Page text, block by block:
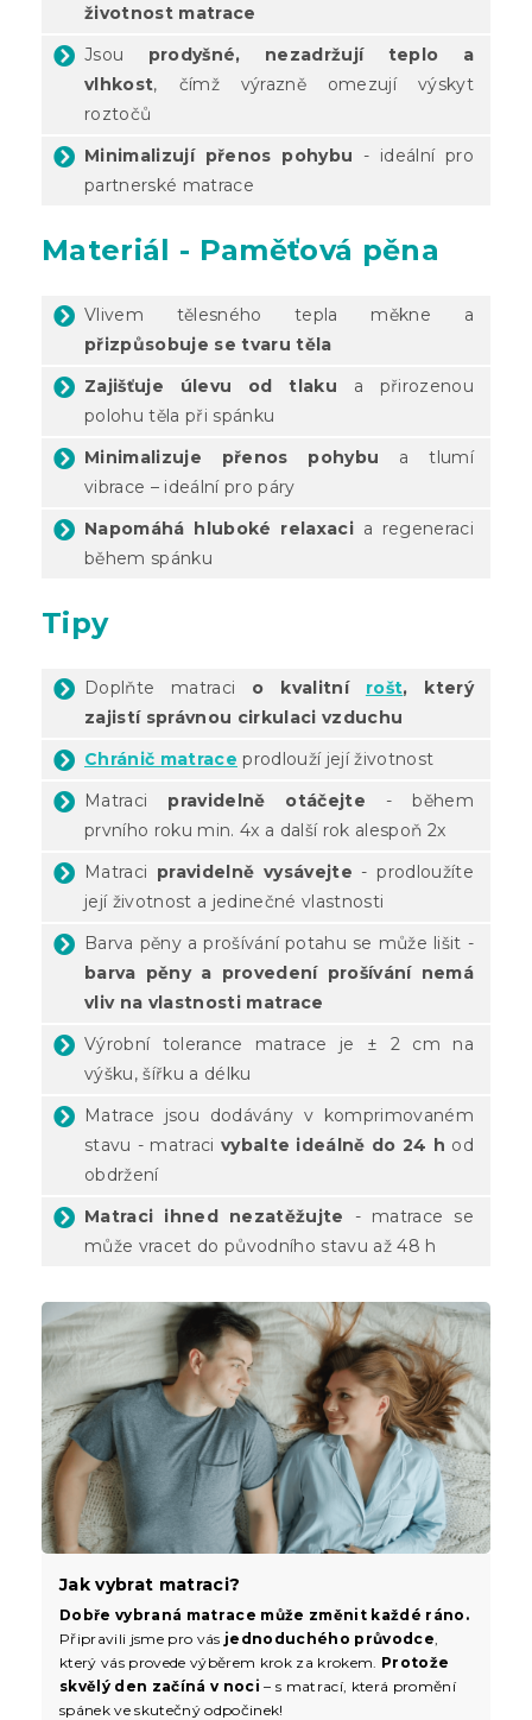
životnost matrace
Jsou prodyšné, nezadržují teplo a
vlhkost, čímž výrazně omezují výskyt
roztočů
Minimalizují přenos pohybu - ideální pro
partnerské matrace
Materiál - Paměťová pěna
Vlivem tělesného tepla měkne a
přizpůsobuje se tvaru těla
Zajišťuje úlevu od tlaku a přirozenou
polohu těla při spánku
Minimalizuje přenos pohybu a tlumí
vibrace – ideální pro páry
Napomáhá hluboké relaxaci a regeneraci
během spánku
Tipy
Doplňte matraci o kvalitní rošt, který
zajistí správnou cirkulaci vzduchu
Chránič matrace prodlouží její životnost
Matraci pravidelně otáčejte - během
prvního roku min. 4x a další rok alespoň 2x
Matraci pravidelně vysávejte - prodloužíte
její životnost a jedinečné vlastnosti
Barva pěny a prošívání potahu se může lišit -
barva pěny a provedení prošívání nemá
vliv na vlastnosti matrace
Výrobní tolerance matrace je ± 2 cm na
výšku, šířku a délku
Matrace jsou dodávány v komprimovaném
stavu - matraci vybalte ideálně do 24 h od
obdržení
Matraci ihned nezatěžujte - matrace se
může vracet do původního stavu až 48 h
Jak vybrat matraci?
Dobře vybraná matrace může změnit každé ráno.
Připravili jsme pro vás jednoduchého průvodce,
který vás provede výběrem krok za krokem. Protože
skvělý den začíná v noci – s matrací, která promění
spánek ve skutečný odpočinek!